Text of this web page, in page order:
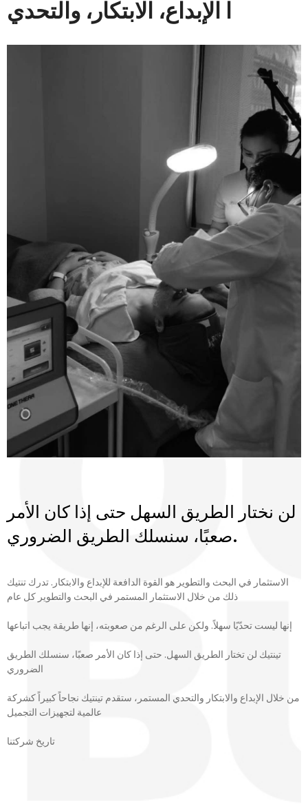
ا الإبداع، الابتكار، والتحدي
لن نختار الطريق السهل حتى إذا كان الأمر
صعبًا، سنسلك الطريق الضروري.
الاستثمار في البحث والتطوير هو القوة الدافعة للإبداع والابتكار. تدرك تنتيك
ذلك من خلال الاستثمار المستمر في البحث والتطوير كل عام
إنها ليست تحدّيًا سهلاً. ولكن على الرغم من صعوبته، إنها طريقة يجب اتباعها
تينتيك لن تختار الطريق السهل. حتى إذا كان الأمر صعبًا، سنسلك الطريق
الضروري
من خلال الإبداع والابتكار والتحدي المستمر، ستقدم تينتيك نجاحاً كبيراً كشركة
عالمية لتجهيزات التجميل
تاريخ شركتنا